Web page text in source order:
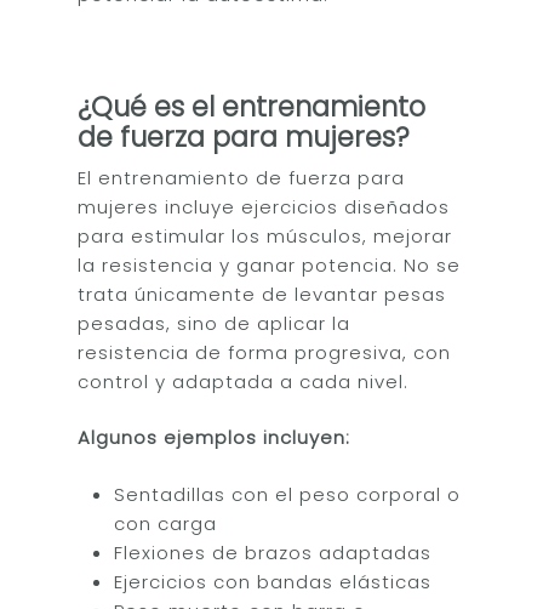
¿Qué es el entrenamiento
de fuerza para mujeres?
El entrenamiento de fuerza para
mujeres incluye ejercicios diseñados
para estimular los músculos, mejorar
la resistencia y ganar potencia. No se
trata únicamente de levantar pesas
pesadas, sino de aplicar la
resistencia de forma progresiva, con
control y adaptada a cada nivel.
Algunos ejemplos incluyen:
Sentadillas con el peso corporal o
con carga
Flexiones de brazos adaptadas
Ejercicios con bandas elásticas